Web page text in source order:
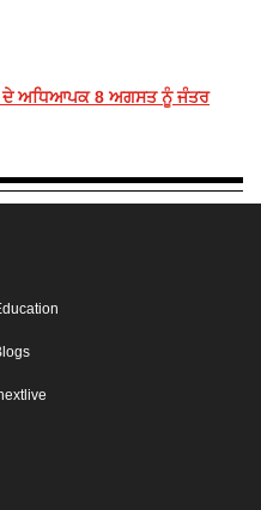
ਦੇ ਅਧਿਆਪਕ 8 ਅਗਸਤ ਨੂੰ ਜੰਤਰ